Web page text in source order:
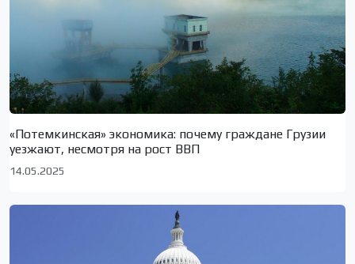
«Потемкинская» экономика: почему граждане Грузии
уезжают, несмотря на рост ВВП
14.05.2025